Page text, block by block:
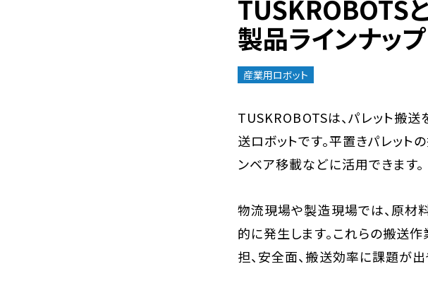
TUSKROBOTS
製品ラインナッ
産業用ロボット
TUSKROBOTSは、パレット搬
送ロボットです。平置きパレット
ンベア移載などに活用できます。
物流現場や製造現場では、原材
的に発生します。これらの搬送
担、安全面、搬送効率に課題が出